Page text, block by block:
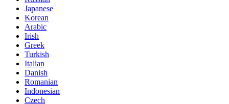
Japanese
Korean
Arabic
Irish
Greek
Turkish
Italian
Danish
Romanian
Indonesian
Czech